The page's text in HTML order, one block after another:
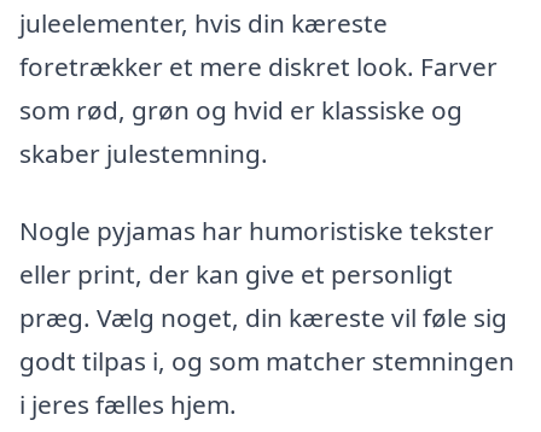
juleelementer, hvis din kæreste
foretrækker et mere diskret look. Farver
som rød, grøn og hvid er klassiske og
skaber julestemning.
Nogle pyjamas har humoristiske tekster
eller print, der kan give et personligt
præg. Vælg noget, din kæreste vil føle sig
godt tilpas i, og som matcher stemningen
i jeres fælles hjem.